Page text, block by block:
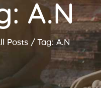
A.N
Posts Tag: A.N